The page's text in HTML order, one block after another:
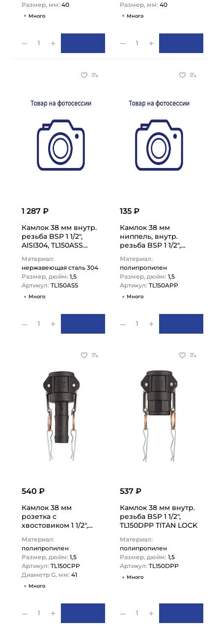
Размер, мм: 40
Много
1
Размер, мм: 40
Много
1
1 287 ₽
Камлок 38 мм внутр.
резьба BSP 1 1/2",
AISI304, TL150ASS
Материал:
нержавеющая сталь 304
Размер, дюйм: 1,5
Артикул: TL150ASS
Много
1
135 ₽
Камлок 38 мм
ниппель, внутр.
резьба BSP 1 1/2",
Материал:
полипропилен
Размер, дюйм: 1,5
Артикул: TL150APP
Много
1
540 ₽
Камлок 38 мм
розетка с
хвостовиком 1 1/2",
Материал:
полипропилен
Размер, дюйм: 1,5
Артикул: TL150CPP
Диаметр G, мм: 41
Много
1
537 ₽
Камлок 38 мм внутр.
резьба BSP 1 1/2",
TL150DPP TITAN LOCK
Материал:
полипропилен
Размер, дюйм: 1,5
Артикул: TL150DPP
Много
1